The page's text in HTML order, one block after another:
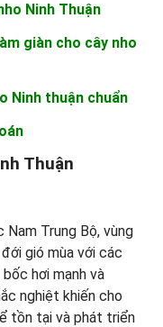
Ninh Thuận
giàn cho cây nho
Ninh thuận chuẩn
Thuận
Trung Bộ, vùng
gió mùa với các
hơi mạnh và
nghiệt khiến cho
tồn tại và phát triển